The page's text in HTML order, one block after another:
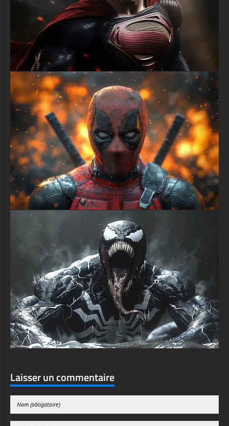
textures-3d-gratuiteshd.com
Laisser un commentaire